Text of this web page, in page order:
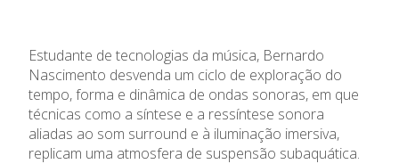
Estudante de tecnologias da música, Bernardo
Nascimento desvenda um ciclo de exploração do
tempo, forma e dinâmica de ondas sonoras, em que
técnicas como a síntese e a ressíntese sonora
aliadas ao som surround e à iluminação imersiva,
replicam uma atmosfera de suspensão subaquática.